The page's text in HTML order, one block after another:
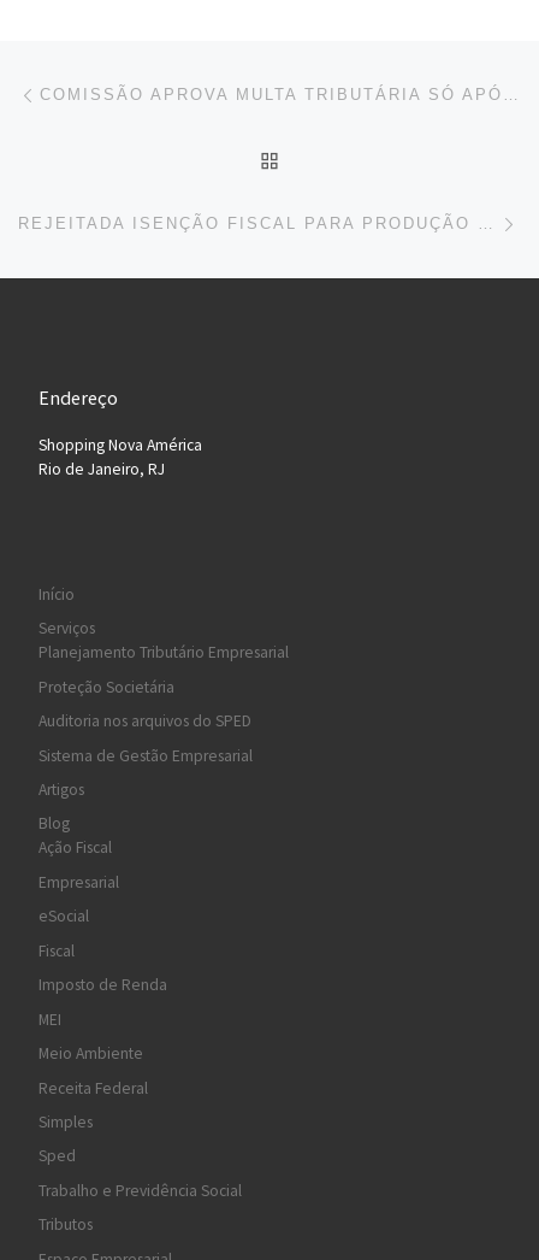
Navegação do post COMISSÃO APROVA MULTA TRIBUTÁRIA SÓ APÓS 2ª FISCALIZAÇÃO A MICRO E PEQUENA EMPRESA
REJEITADA ISENÇÃO FISCAL PARA PRODUÇÃO DE PLÁSTICO COM MATERIAIS RENOVÁVEIS
Endereço
Shopping Nova América
Rio de Janeiro, RJ
Início
Serviços
Planejamento Tributário Empresarial
Proteção Societária
Auditoria nos arquivos do SPED
Sistema de Gestão Empresarial
Artigos
Blog
Ação Fiscal
Empresarial
eSocial
Fiscal
Imposto de Renda
MEI
Meio Ambiente
Receita Federal
Simples
Sped
Trabalho e Previdência Social
Tributos